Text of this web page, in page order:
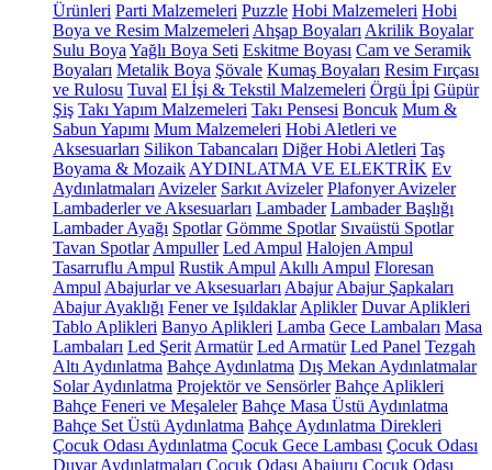
Ürünleri Parti Malzemeleri Puzzle Hobi Malzemeleri Hobi
Boya ve Resim Malzemeleri Ahşap Boyaları Akrilik Boyalar
Sulu Boya Yağlı Boya Seti Eskitme Boyası Cam ve Seramik
Boyaları Metalik Boya Şövale Kumaş Boyaları Resim Fırçası
ve Rulosu Tuval El İşi & Tekstil Malzemeleri Örgü İpi Güpür
Şiş Takı Yapım Malzemeleri Takı Pensesi Boncuk Mum &
Sabun Yapımı Mum Malzemeleri Hobi Aletleri ve
Aksesuarları Silikon Tabancaları Diğer Hobi Aletleri Taş
Boyama & Mozaik AYDINLATMA VE ELEKTRİK Ev
Aydınlatmaları Avizeler Sarkıt Avizeler Plafonyer Avizeler
Lambaderler ve Aksesuarları Lambader Lambader Başlığı
Lambader Ayağı Spotlar Gömme Spotlar Sıvaüstü Spotlar
Tavan Spotlar Ampuller Led Ampul Halojen Ampul
Tasarruflu Ampul Rustik Ampul Akıllı Ampul Floresan
Ampul Abajurlar ve Aksesuarları Abajur Abajur Şapkaları
Abajur Ayaklığı Fener ve Işıldaklar Aplikler Duvar Aplikleri
Tablo Aplikleri Banyo Aplikleri Lamba Gece Lambaları Masa
Lambaları Led Şerit Armatür Led Armatür Led Panel Tezgah
Altı Aydınlatma Bahçe Aydınlatma Dış Mekan Aydınlatmalar
Solar Aydınlatma Projektör ve Sensörler Bahçe Aplikleri
Bahçe Feneri ve Meşaleler Bahçe Masa Üstü Aydınlatma
Bahçe Set Üstü Aydınlatma Bahçe Aydınlatma Direkleri
Çocuk Odası Aydınlatma Çocuk Gece Lambası Çocuk Odası
Duvar Aydınlatmaları Çocuk Odası Abajuru Çocuk Odası